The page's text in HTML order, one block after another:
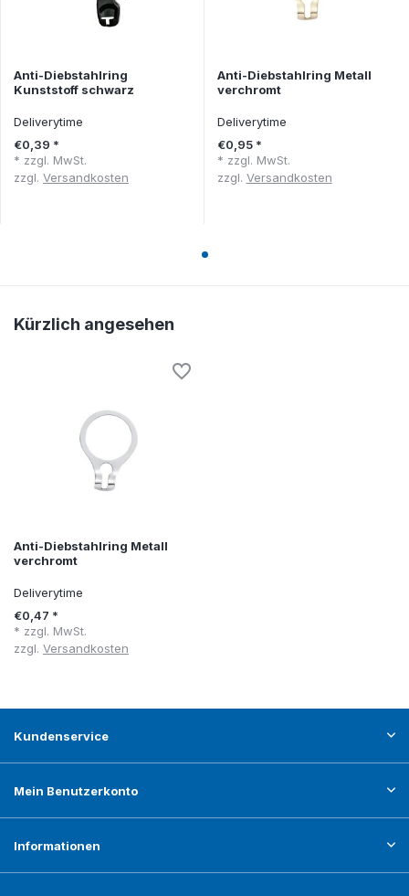
Anti-Diebstahlring
Kunststoff schwarz
Deliverytime
€0,39 *
* zzgl. MwSt.
zzgl. Versandkosten
Anti-Diebstahlring Metall
verchromt
Deliverytime
€0,95 *
* zzgl. MwSt.
zzgl. Versandkosten
Kürzlich angesehen
Anti-Diebstahlring Metall
verchromt
Deliverytime
€0,47 *
* zzgl. MwSt.
zzgl. Versandkosten
Kundenservice
Mein Benutzerkonto
Informationen